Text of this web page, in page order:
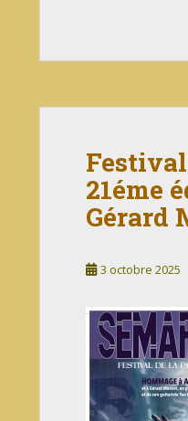
21éme
Gérard
3 octobre 2025